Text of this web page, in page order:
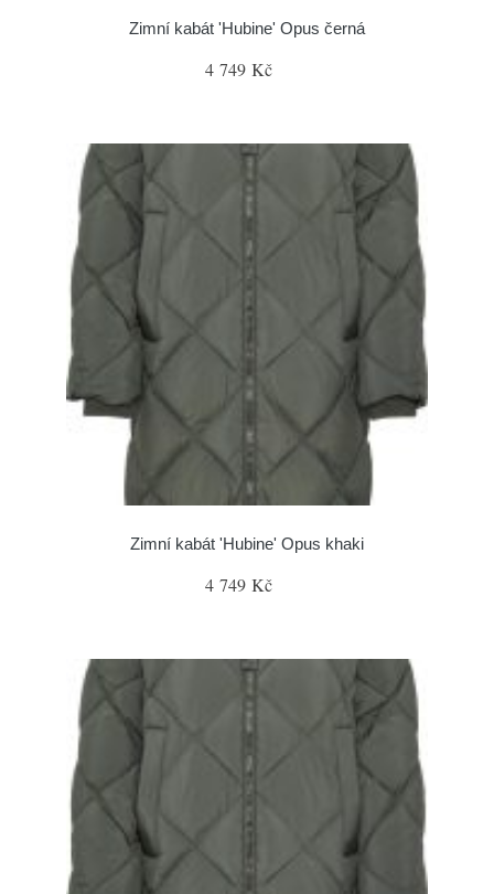
Zimní kabát 'Hubine' Opus černá
4 749 Kč
Zimní kabát 'Hubine' Opus khaki
4 749 Kč